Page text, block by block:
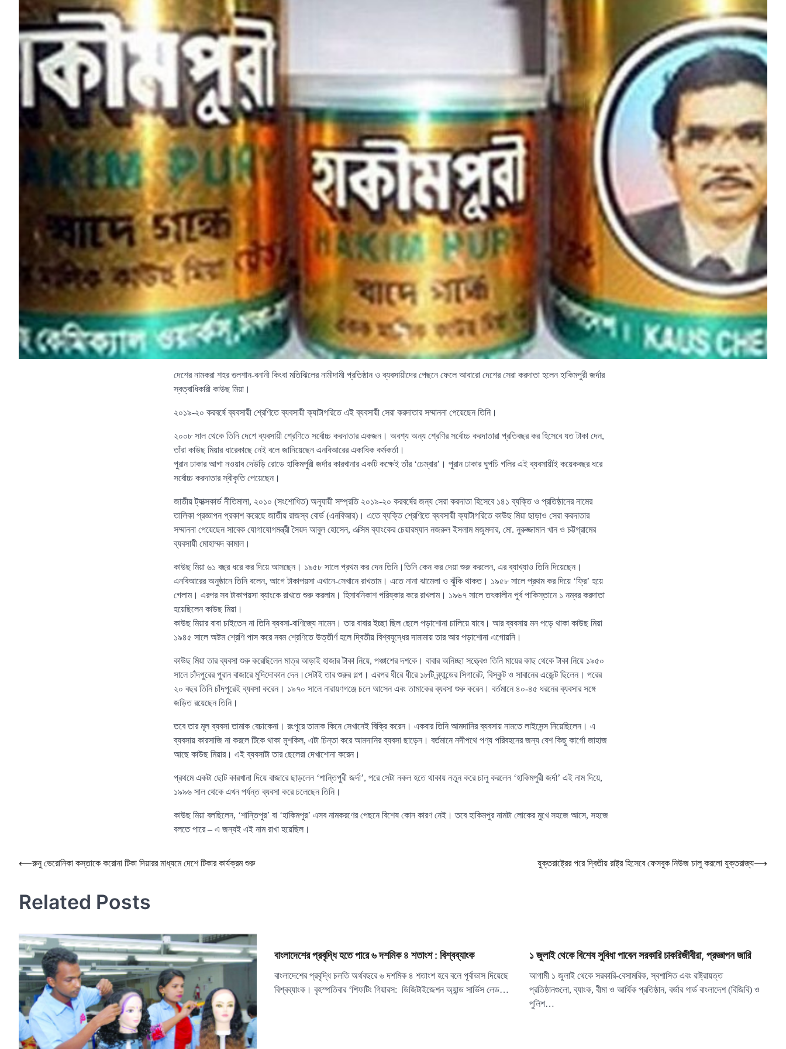
দেশের নামকরা শহর গুলশান-বনানী কিংবা মতিঝিলের নামীদামী প্রতিষ্ঠান ও ব্যবসায়ীদের পেছনে ফেলে আবারো দেশের সেরা করদাতা হলেন হাকিমপুরী জর্দার
স্বত্বাধিকারী কাউছ মিয়া।
২০১৯-২০ করবর্ষে ব্যবসায়ী শ্রেণিতে ব্যবসায়ী ক্যাটাগরিতে এই ব্যবসায়ী সেরা করদাতার সম্মাননা পেয়েছেন তিনি।
২০০৮ সাল থেকে তিনি দেশে ব্যবসায়ী শ্রেণিতে সর্বোচ্চ করদাতার একজন। অবশ্য অন্য শ্রেণির সর্বোচ্চ করদাতারা প্রতিবছর কর হিসেবে যত টাকা দেন,
তাঁরা কাউছ মিয়ার ধারেকাছে নেই বলে জানিয়েছেন এনবিআরের একাধিক কর্মকর্তা।
পুরান ঢাকার আগা নওয়াব দেউড়ি রোডে হাকিমপুরী জর্দার কারখানার একটি কক্ষেই তাঁর ‘চেম্বার’। পুরান ঢাকার ঘুপচি গলির এই ব্যবসায়ীই কয়েকবছর ধরে
সর্বোচ্চ করদাতার স্বীকৃতি পেয়েছেন।
জাতীয় ট্যাক্সকার্ড নীতিমালা, ২০১০ (সংশোধিত) অনুযায়ী সম্প্রতি ২০১৯-২০ করবর্ষের জন্য সেরা করদাতা হিসেবে ১৪১ ব্যক্তি ও প্রতিষ্ঠানের নামের
তালিকা প্রজ্ঞাপন প্রকাশ করেছে জাতীয় রাজস্ব বোর্ড (এনবিআর)। এতে ব্যক্তি শ্রেণিতে ব্যবসায়ী ক্যাটাগরিতে কাউছ মিয়া ছাড়াও সেরা করদাতার
সম্মাননা পেয়েছেন সাবেক যোগাযোগমন্ত্রী সৈয়দ আবুল হোসেন, এক্সিম ব্যাংকের চেয়ারম্যান নজরুল ইসলাম মজুমদার, মো. নুরুজ্জামান খান ও চট্টগ্রামের
ব্যবসায়ী মোহাম্মদ কামাল।
কাউছ মিয়া ৬১ বছর ধরে কর দিয়ে আসছেন। ১৯৫৮ সালে প্রথম কর দেন তিনি।তিনি কেন কর দেয়া শুরু করলেন, এর ব্যাখ্যাও তিনি দিয়েছেন।
এনবিআরের অনুষ্ঠানে তিনি বলেন, আগে টাকাপয়সা এখানে-সেখানে রাখতাম। এতে নানা ঝামেলা ও ঝুঁকি থাকত। ১৯৫৮ সালে প্রথম কর দিয়ে ‘ফ্রি’ হয়ে
গেলাম। এরপর সব টাকাপয়সা ব্যাংকে রাখতে শুরু করলাম। হিসাবনিকাশ পরিষ্কার করে রাখলাম। ১৯৬৭ সালে তৎকালীন পূর্ব পাকিস্তানে ১ নম্বর করদাতা
হয়েছিলেন কাউছ মিয়া।
কাউছ মিয়ার বাবা চাইতেন না তিনি ব্যবসা-বাণিজ্যে নামেন। তার বাবার ইচ্ছা ছিল ছেলে পড়াশোনা চালিয়ে যাবে। আর ব্যবসায় মন পড়ে থাকা কাউছ মিয়া
১৯৪৫ সালে অষ্টম শ্রেণি পাস করে নবম শ্রেণিতে উত্তীর্ণ হলে দ্বিতীয় বিশ্বযুদ্ধের দামামায় তার আর পড়াশোনা এগোয়নি।
কাউছ মিয়া তার ব্যবসা শুরু করেছিলেন মাত্র আড়াই হাজার টাকা নিয়ে, পঞ্চাশের দশকে। বাবার অনিচ্ছা সত্ত্বেও তিনি মায়ের কাছ থেকে টাকা নিয়ে ১৯৫০
সালে চাঁদপুরের পুরান বাজারে মুদিদোকান দেন।সেটাই তার শুরুর গল্প। এরপর ধীরে ধীরে ১৮টি ব্র্যান্ডের সিগারেট, বিস্কুট ও সাবানের এজেন্ট ছিলেন। পরের
২০ বছর তিনি চাঁদপুরেই ব্যবসা করেন। ১৯৭০ সালে নারায়ণগঞ্জে চলে আসেন এবং তামাকের ব্যবসা শুরু করেন। বর্তমানে ৪০-৪৫ ধরনের ব্যবসার সঙ্গে
জড়িত রয়েছেন তিনি।
তবে তার মূল ব্যবসা তামাক বেচাকেনা। রংপুরে তামাক কিনে সেখানেই বিক্রি করেন। একবার তিনি আমদানির ব্যবসায় নামতে লাইসেন্স নিয়েছিলেন। এ
ব্যবসায় কারসাজি না করলে টিকে থাকা মুশকিল, এটা চিন্তা করে আমদানির ব্যবসা ছাড়েন। বর্তমানে নদীপথে পণ্য পরিবহনের জন্য বেশ কিছু কার্গো জাহাজ
আছে কাউছ মিয়ার। এই ব্যবসাটা তার ছেলেরা দেখাশোনা করেন।
প্রথমে একটা ছোট কারখানা দিয়ে বাজারে ছাড়লেন ‘শান্তিপুরী জর্দা’, পরে সেটা নকল হতে থাকায় নতুন করে চালু করলেন ‘হাকিমপুরী জর্দা’ এই নাম দিয়ে,
১৯৯৬ সাল থেকে এখন পর্যন্ত ব্যবসা করে চলেছেন তিনি।
কাউছ মিয়া বলছিলেন, ‘শান্তিপুর’ বা ‘হাকিমপুর’ এসব নামকরণের পেছনে বিশেষ কোন কারণ নেই। তবে হাকিমপুর নামটা লোকের মুখে সহজে আসে, সহজে
বলতে পারে – এ জন্যই এই নাম রাখা হয়েছিল।
Post
⟵রুনু ভেরোনিকা কস্তাকে করোনা টিকা দিয়ারর মাধ্যমে দেশে টিকার কার্যক্রম শুরু যুক্তরাষ্ট্রের পরে দ্বিতীয় রাষ্ট্র হিসেবে ফেসবুক নিউজ চালু করলো যুক্তরাজ্য⟶
Related Posts
বাংলাদেশের প্রবৃদ্ধি হতে পারে ৬ দশমিক ৪ শতাংশ : বিশ্বব্যাংক
বাংলাদেশের প্রবৃদ্ধি চলতি অর্থবছরে ৬ দশমিক ৪ শতাংশ হবে বলে পূর্বাভাস দিয়েছে
বিশ্বব্যাংক। বৃহস্পতিবার ‘শিফটিং গিয়ারস: ডিজিটাইজেশন অ্যান্ড সার্ভিস লেড…
১ জুলাই থেকে বিশেষ সুবিধা পাবেন সরকারি চাকরিজীবীরা, প্রজ্ঞাপন জারি
আগামী ১ জুলাই থেকে সরকারি-বেসামরিক, স্বশাসিত এবং রাষ্ট্রায়ত্ত
প্রতিষ্ঠানগুলো, ব্যাংক, বীমা ও আর্থিক প্রতিষ্ঠান, বর্ডার গার্ড বাংলাদেশ (বিজিবি) ও
পুলিশ…